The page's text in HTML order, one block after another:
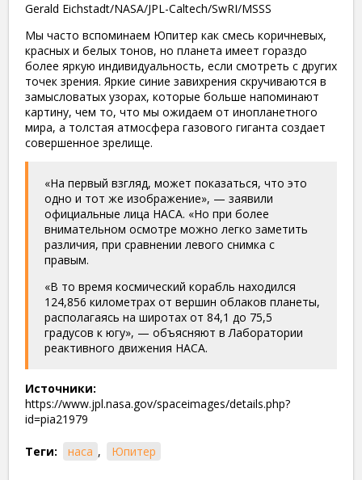
Gerald Eichstadt/NASA/JPL-Caltech/SwRI/MSSS
Мы часто вспоминаем Юпитер как смесь коричневых,
красных и белых тонов, но планета имеет гораздо
более яркую индивидуальность, если смотреть с других
точек зрения. Яркие синие завихрения скручиваются в
замысловатых узорах, которые больше напоминают
картину, чем то, что мы ожидаем от инопланетного
мира, а толстая атмосфера газового гиганта создает
совершенное зрелище.
«На первый взгляд, может показаться, что это
одно и тот же изображение», — заявили
официальные лица НАСА. «Но при более
внимательном осмотре можно легко заметить
различия, при сравнении левого снимка с
правым.
«В то время космический корабль находился
124,856 километрах от вершин облаков планеты,
располагаясь на широтах от 84,1 до 75,5
градусов к югу», — объясняют в Лаборатории
реактивного движения НАСА.
Источники:
https://www.jpl.nasa.gov/spaceimages/details.php?
id=pia21979
Теги: наса , Юпитер